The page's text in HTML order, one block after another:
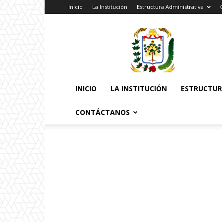
Inicio La Institución Estructura Administrativa
Pontificia
Universidad
Católica
Santa
Rosa
INICIO LA INSTITUCIÓN
CONTÁCTANOS